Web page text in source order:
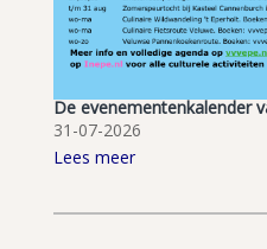
De evenementenkalender
31-07-2026
Lees meer